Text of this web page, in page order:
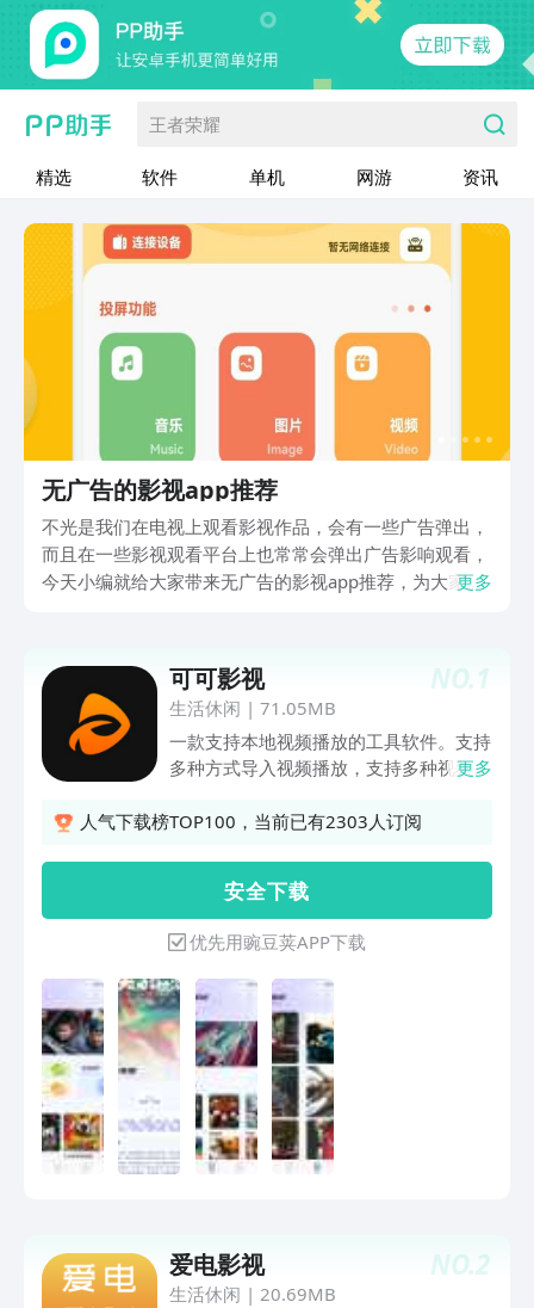
王者荣耀
精选 软件 单机 网游 资讯
无广告的影视app推荐
不光是我们在电视上观看影视作品，会有一些广告弹出，
而且在一些影视观看平台上也常常会弹出广告影响观看，
今天小编就给大家带来无广告的影视app推荐，为大家分
而让大家更好的沉浸在影视资源剧情内容的变化发展中。
更多
NO.1
可可影视
生活休闲 | 71.05MB
一款支持本地视频播放的工具软件。支持
多种方式导入视频播放，支持多种视频格
一样的体验。海量高清影视壁纸，丰富您
更多
人气下载榜TOP100，当前已有2303人订阅
安 全 下 载
优先用豌豆荚APP下载
NO.2
爱电影视
生活休闲 | 20.69MB